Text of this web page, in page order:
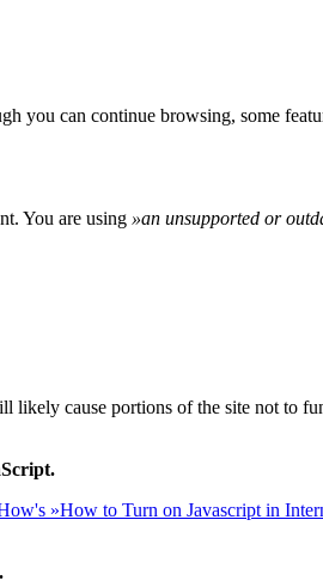
you can continue browsing, some
You are using »an unsupported or
likely cause portions of the site not to
»How to Turn on Javascript in